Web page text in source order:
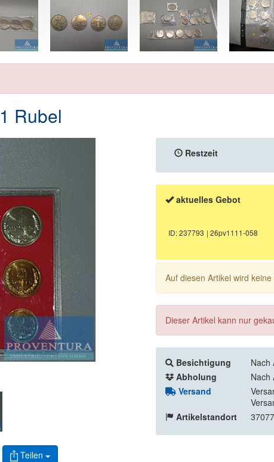
Rubel
Teilen
Restzeit
aktuelles Gebot
ID: 237793 | 26pv1111-058
Auf diesen Artikel wird
Dieser Artikel kann nur
Besichtigung
Nach
Abholung
Nach
Versand
Artikelstandort